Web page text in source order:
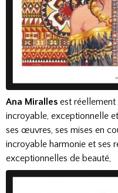
Ana Miralles est réellement
incroyable, exceptionnelle
ses œuvres, ses mises en
incroyable harmonie et ses
exceptionnelles de beauté,